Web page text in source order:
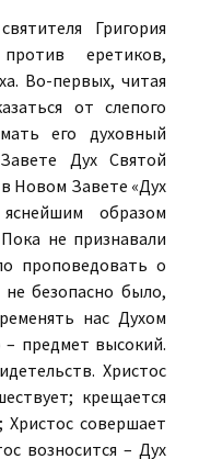
Григория
еретиков,
Во-первых, читая
от слепого
его духовный
Дух Святой
Новом Завете «Дух
образом
не признавали
проповедовать о
безопасно было,
нас Духом
предмет высокий.
Христос
крещается
Христос совершает
возносится – Дух